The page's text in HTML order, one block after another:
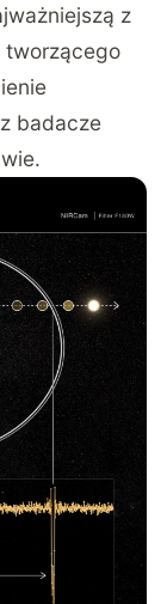
z
tworzącego
badacze